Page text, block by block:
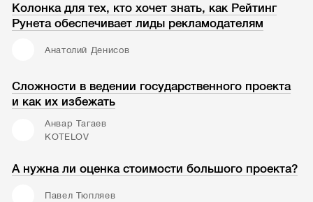
Колонка для тех, кто хочет знать, как Рейтинг
Рунета обеспечивает лиды рекламодателям
Анатолий Денисов
Сложности в ведении государственного проекта
и как их избежать
Анвар Тагаев
KOTELOV
А нужна ли оценка стоимости большого проекта?
Павел Тюпляев